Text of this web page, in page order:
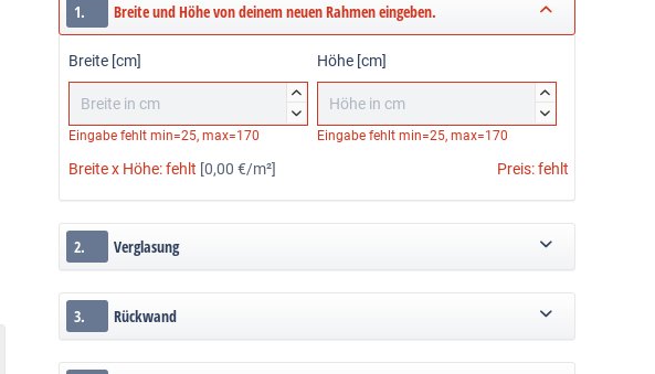
1. Breite und Höhe von deinem neuen Rahmen eingeben.
Breite [cm]


Höhe [cm]


Eingabe fehlt min=25, max=170 Eingabe fehlt min=25, max=170
Breite x Höhe:fehlt [0,00 €/m²] Preis:fehlt
2. Verglasung
3. Rückwand